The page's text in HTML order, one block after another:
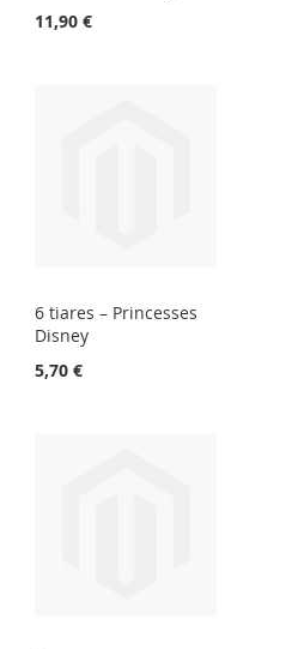
11,90 €
6 tiares – Princesses
Disney
5,70 €